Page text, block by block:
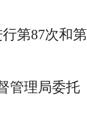
第87次和第
管理局委托